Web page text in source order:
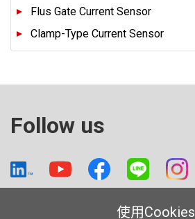
Flus Gate Current Sensor
Clamp-Type Current Sensor
Follow us
使用Cookies